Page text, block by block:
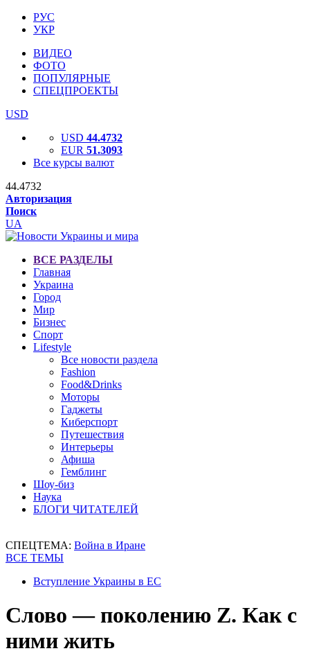
РУС
УКР
ВИДЕО
ФОТО
ПОПУЛЯРНЫЕ
СПЕЦПРОЕКТЫ
USD
USD 44.4732
EUR 51.3093
Все курсы валют
44.4732
Авторизация
Поиск
UA
ВСЕ РАЗДЕЛЫ
Главная
Украина
Город
Мир
Бизнес
Спорт
Lifestyle
Все новости раздела
Fashion
Food&Drinks
Моторы
Гаджеты
Киберспорт
Путешествия
Интерьеры
Афиша
Гемблинг
Шоу-биз
Наука
БЛОГИ ЧИТАТЕЛЕЙ
СПЕЦТЕМА: Война в Иране
ВСЕ ТЕМЫ
Вступление Украины в ЕС
Слово — поколению Z. Как с
ними жить